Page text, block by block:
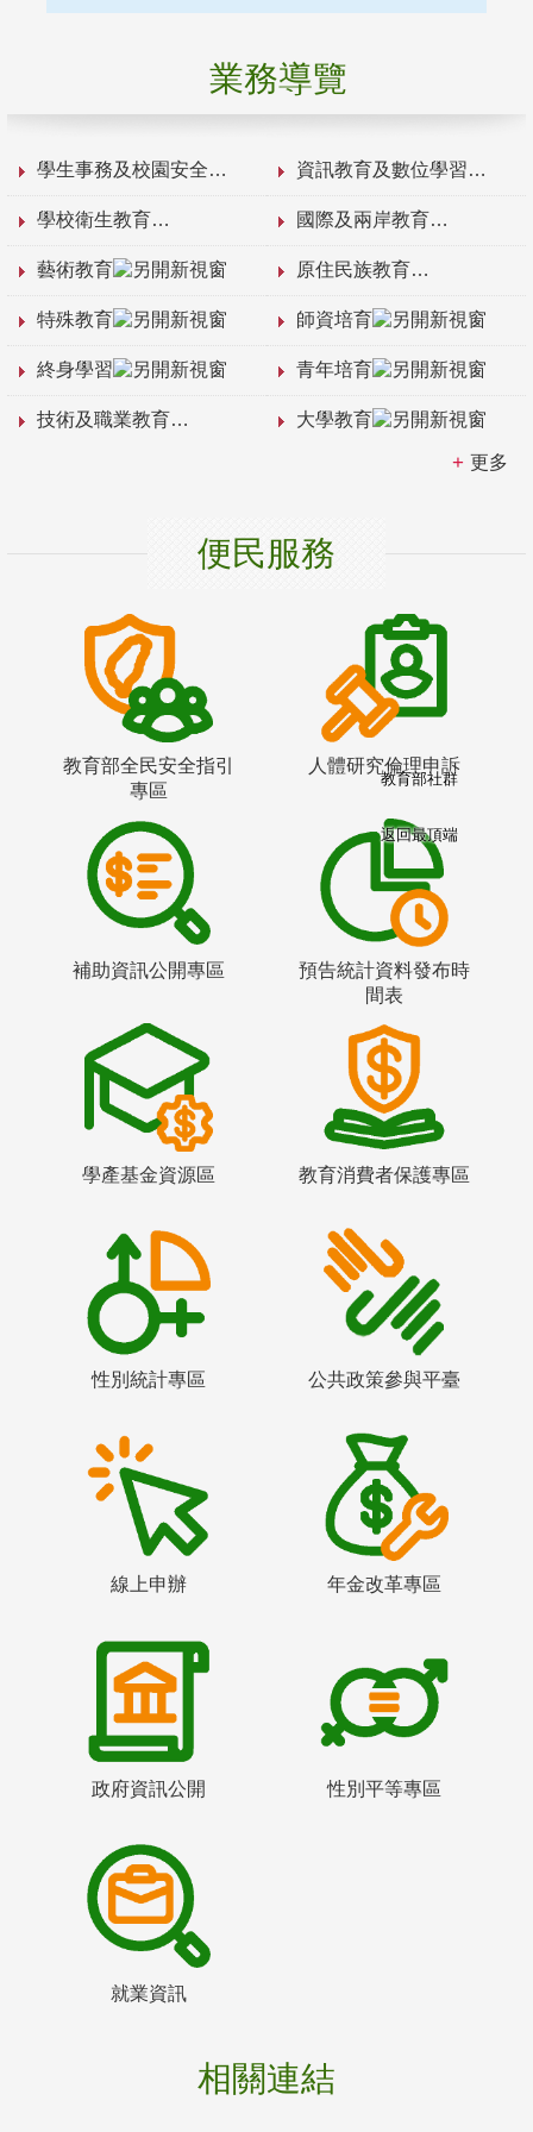
業務導覽
學生事務及校園安全 資訊教育及數位學習
學校衛生教育 國際及兩岸教育
藝術教育 原住民族教育
特殊教育 師資培育
終身學習 青年培育
技術及職業教育 大學教育
更多
便民服務
教育部全民安全指引
專區
人體研究倫理申訴
補助資訊公開專區
預告統計資料發布時
間表
學產基金資源區 教育消費者保護專區
性別統計專區 公共政策參與平臺
線上申辦 年金改革專區
政府資訊公開 性別平等專區
就業資訊
相關連結
教育部社群
返回最頂端